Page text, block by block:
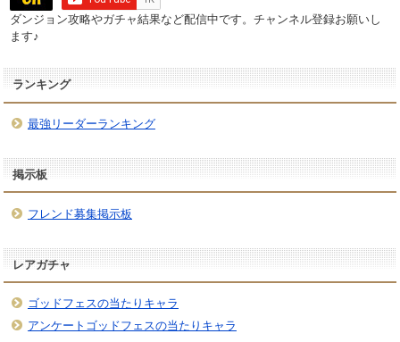
ダンジョン攻略やガチャ結果など配信中です。チャンネル登録お願いし
ます♪
ランキング
最強リーダーランキング
掲示板
フレンド募集掲示板
レアガチャ
ゴッドフェスの当たりキャラ
アンケートゴッドフェスの当たりキャラ